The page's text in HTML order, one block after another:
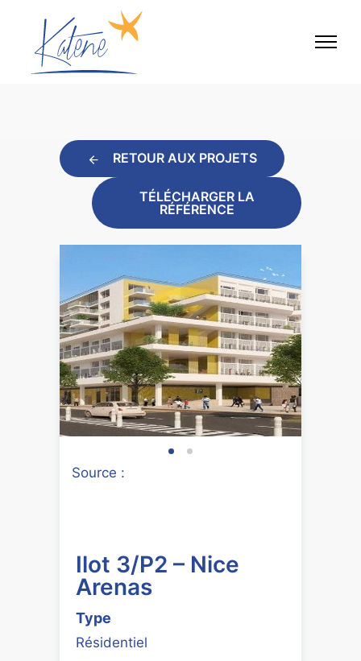
RETOUR AUX PROJETS
TÉLÉCHARGER LA
RÉFÉRENCE
Source :
Ilot 3/P2 – Nice
Arenas
Type
Résidentiel